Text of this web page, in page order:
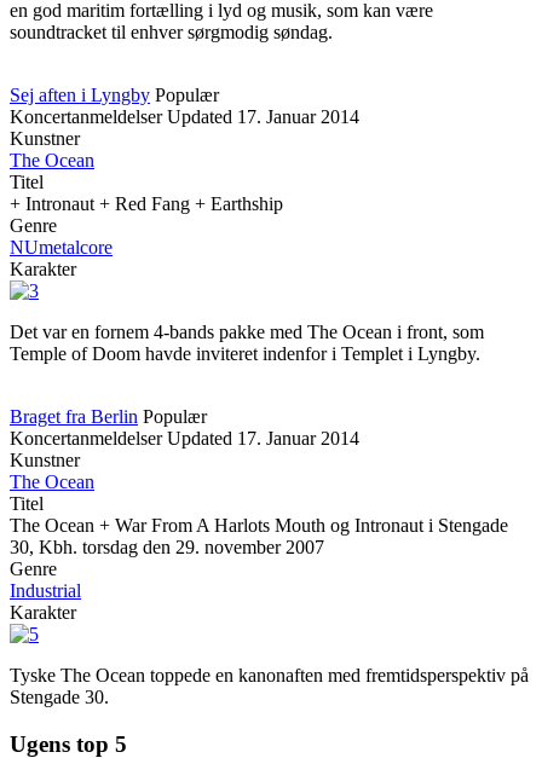
en god maritim fortælling i lyd og musik, som kan være
soundtracket til enhver sørgmodig søndag.
Sej aften i Lyngby Populær
Koncertanmeldelser Updated 17. Januar 2014
Kunstner
The Ocean
Titel
+ Intronaut + Red Fang + Earthship
Genre
NUmetalcore
Karakter
Det var en fornem 4-bands pakke med The Ocean i front, som
Temple of Doom havde inviteret indenfor i Templet i Lyngby.
Braget fra Berlin Populær
Koncertanmeldelser Updated 17. Januar 2014
Kunstner
The Ocean
Titel
The Ocean + War From A Harlots Mouth og Intronaut i Stengade
30, Kbh. torsdag den 29. november 2007
Genre
Industrial
Karakter
Tyske The Ocean toppede en kanonaften med fremtidsperspektiv på
Stengade 30.
Ugens top 5